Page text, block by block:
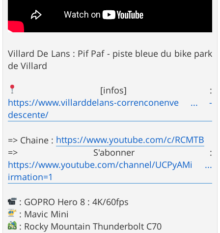
Villard De Lans : Pif Paf - piste bleue du bike park
de Villard
[infos] :
https://www.villarddelans-correnconenve ... -
descente/
=> Chaine : https://www.youtube.com/c/RCMTB
=> S'abonner :
https://www.youtube.com/channel/UCPyAMi ...
irmation=1
: GOPRO Hero 8 : 4K/60fps
: Mavic Mini
: Rocky Mountain Thunderbolt C70